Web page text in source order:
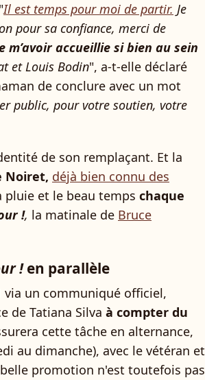
Il est temps pour moi de partir. Je
pour sa confiance, merci de
m’avoir accueillie si bien au sein
et Louis Bodin", a-t-elle déclaré
de conclure avec un mot
public, pour votre soutien, votre
de son remplaçant. Et la
Noiret, déjà bien connu des
pluie et le beau temps chaque
!, la matinale de Bruce
!en parallèle
via un communiqué officiel,
de Tatiana Silva à compter du
cette tâche en alternance,
au dimanche), avec le vétéran et
promotion n'est toutefois pas